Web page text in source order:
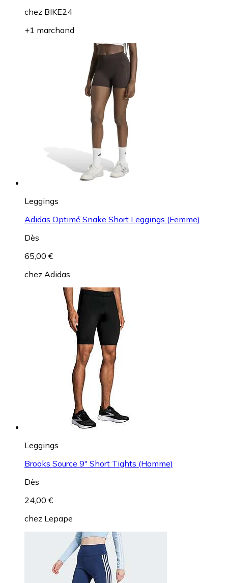
chez BIKE24
+1 marchand
Leggings
Adidas Optimé Snake Short Leggings (Femme)
Dès
65,00 €
chez Adidas
Leggings
Brooks Source 9" Short Tights (Homme)
Dès
24,00 €
chez Lepape